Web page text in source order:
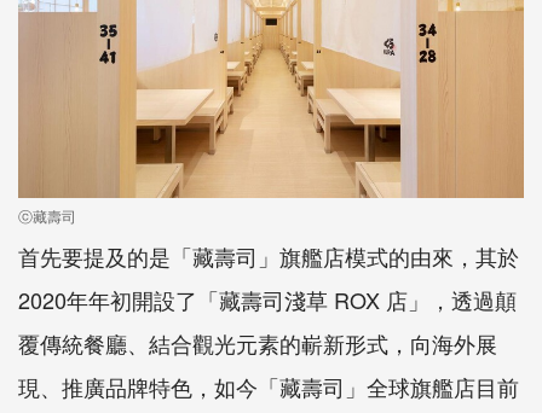
ⓒ藏壽司
首先要提及的是「藏壽司」旗艦店模式的由來，其於
2020年年初開設了「藏壽司淺草 ROX 店」，透過顛
覆傳統餐廳、結合觀光元素的嶄新形式，向海外展
現、推廣品牌特色，如今「藏壽司」全球旗艦店目前